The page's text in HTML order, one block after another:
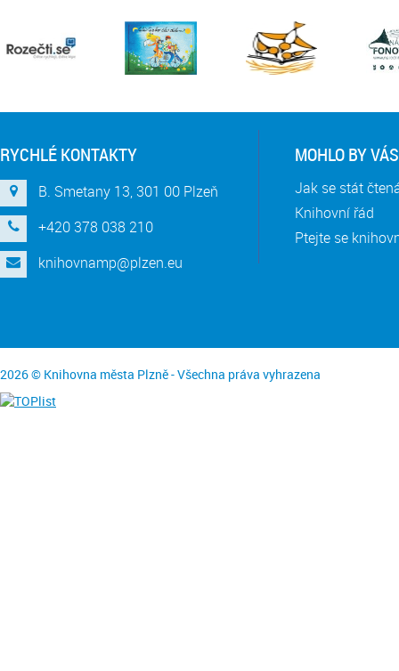
RYCHLÉ KONTAKTY
B. Smetany 13, 301 00 Plzeň
+420 378 038 210
knihovnamp@plzen.eu
MOHLO BY
Jak se stát
Knihovní řád
Ptejte se
2026 © Knihovna města Plzně - Všechna práva vyhrazena